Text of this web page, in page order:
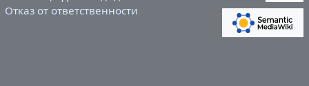
Отказ от ответственности